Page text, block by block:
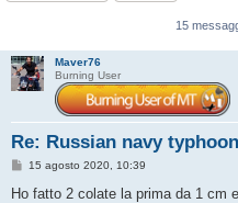
15
Maver76
Burning User
Re: Russian navy
M
s
15 agosto 2020, 10:39
Ho fatto 2 colate la prima da 1 cm